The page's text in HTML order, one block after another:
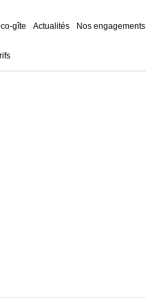
gîte Actualités Nos engagements